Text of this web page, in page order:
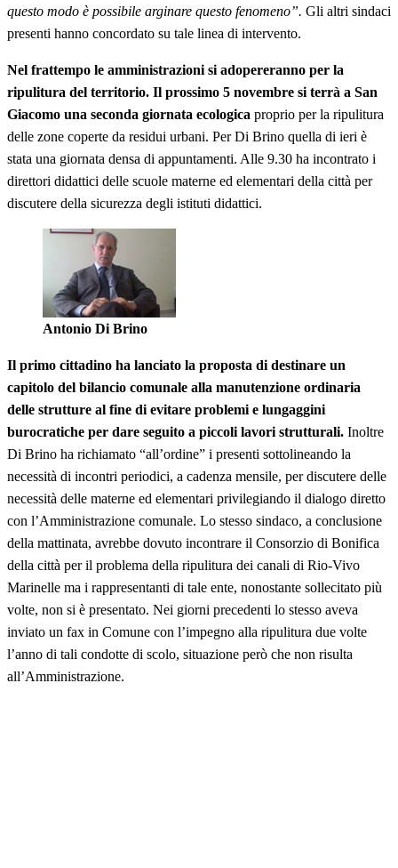
questo modo è possibile arginare questo fenomeno”. Gli altri sindaci
presenti hanno concordato su tale linea di intervento.
Nel frattempo le amministrazioni si adopereranno per la
ripulitura del territorio. Il prossimo 5 novembre si terrà a San
Giacomo una seconda giornata ecologica proprio per la ripulitura
delle zone coperte da residui urbani. Per Di Brino quella di ieri è
stata una giornata densa di appuntamenti. Alle 9.30 ha incontrato i
direttori didattici delle scuole materne ed elementari della città per
discutere della sicurezza degli istituti didattici.
Antonio Di Brino
Il primo cittadino ha lanciato la proposta di destinare un
capitolo del bilancio comunale alla manutenzione ordinaria
delle strutture al fine di evitare problemi e lungaggini
burocratiche per dare seguito a piccoli lavori strutturali. Inoltre
Di Brino ha richiamato “all’ordine” i presenti sottolineando la
necessità di incontri periodici, a cadenza mensile, per discutere delle
necessità delle materne ed elementari privilegiando il dialogo diretto
con l’Amministrazione comunale. Lo stesso sindaco, a conclusione
della mattinata, avrebbe dovuto incontrare il Consorzio di Bonifica
della città per il problema della ripulitura dei canali di Rio-Vivo
Marinelle ma i rappresentanti di tale ente, nonostante sollecitato più
volte, non si è presentato. Nei giorni precedenti lo stesso aveva
inviato un fax in Comune con l’impegno alla ripulitura due volte
l’anno di tali condotte di scolo, situazione però che non risulta
all’Amministrazione.